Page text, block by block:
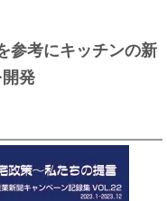
参考にキッチンの新
発